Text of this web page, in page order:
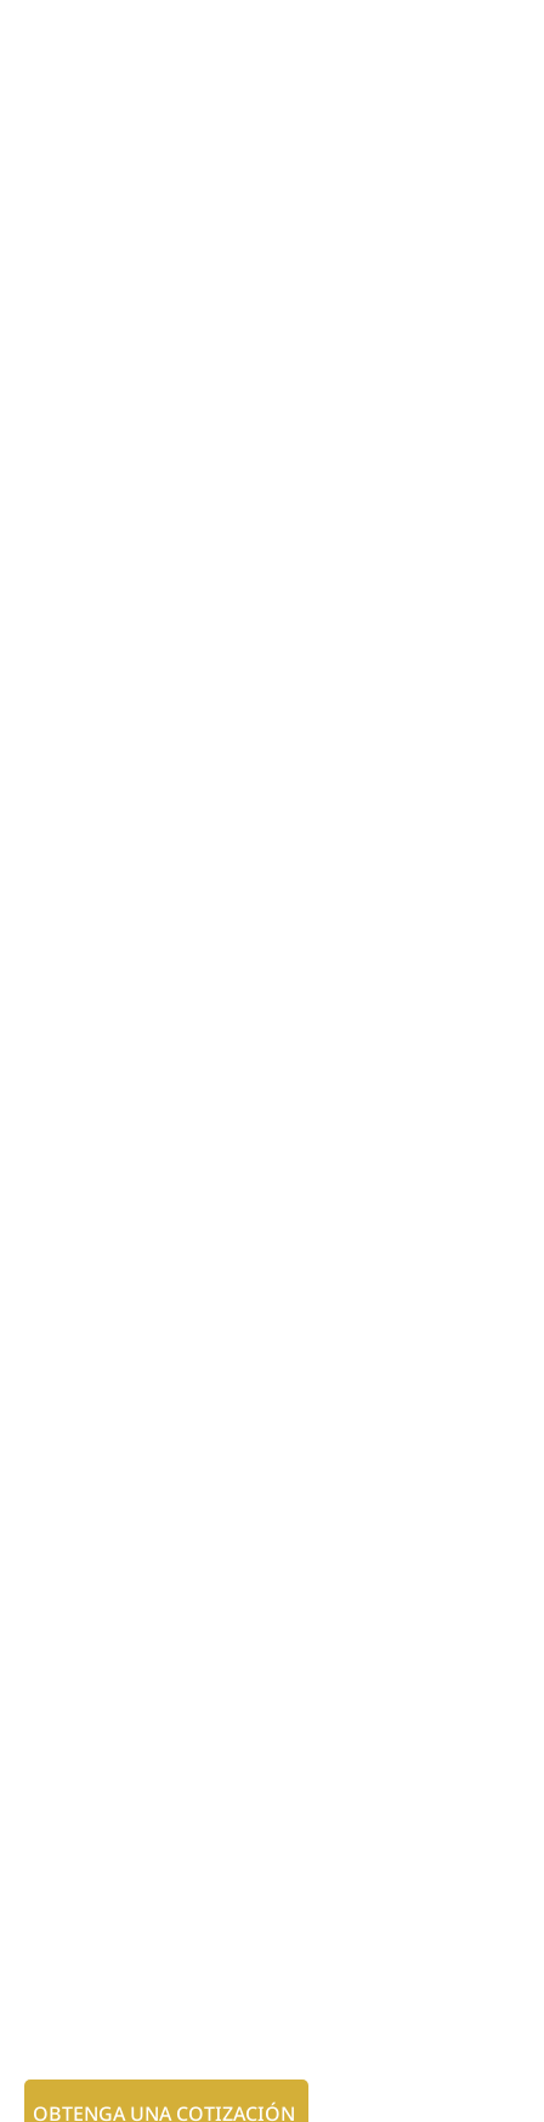
OBTENGA UNA COTIZACIÓN